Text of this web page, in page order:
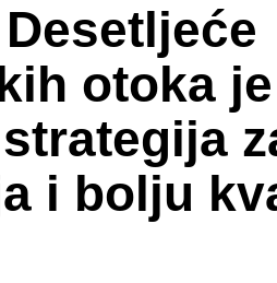
otoka
i bolju